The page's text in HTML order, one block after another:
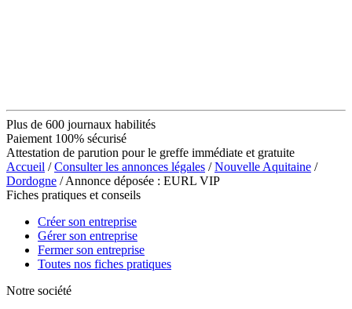
Plus de 600 journaux habilités
Paiement 100% sécurisé
Attestation de parution pour le greffe immédiate et gratuite
Accueil /Consulter les annonces légales /Nouvelle Aquitaine /
Dordogne / Annonce déposée : EURL VIP
Fiches pratiques et conseils
Créer son entreprise
Gérer son entreprise
Fermer son entreprise
Toutes nos fiches pratiques
Notre société